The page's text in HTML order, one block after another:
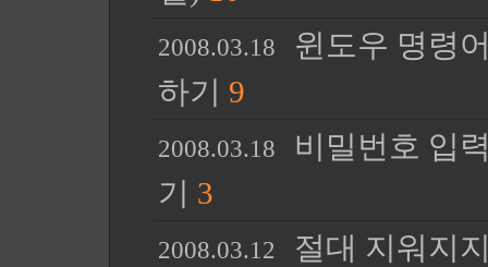
2008.03.18
윈도우 명령
하기 9
2008.03.18
비밀번호 입
기 3
2008.03.12 절대 지워지